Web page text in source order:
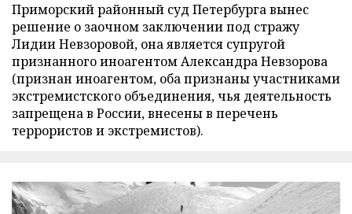
Приморский районный суд Петербурга вынес
решение о заочном заключении под стражу
Лидии Невзоровой, она является супругой
признанного иноагентом Александра Невзорова
(признан иноагентом, оба признаны участниками
экстремистского объединения, чья деятельность
запрещена в России, внесены в перечень
террористов и экстремистов).